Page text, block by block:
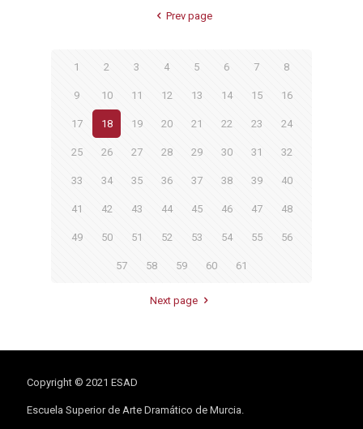
Prev page
1 2 3 4 5 6 7 8
9 10 11 12 13 14 15 16
17 18 19 20 21 22 23 24
25 26 27 28 29 30 31 32
33 34 35 36 37 38 39 40
41 42 43 44 45 46 47 48
49 50 51 52 53 54 55 56
57 58 59 60 61
Next page
Copyright © 2021 ESAD
Escuela Superior de Arte Dramático de Murcia.